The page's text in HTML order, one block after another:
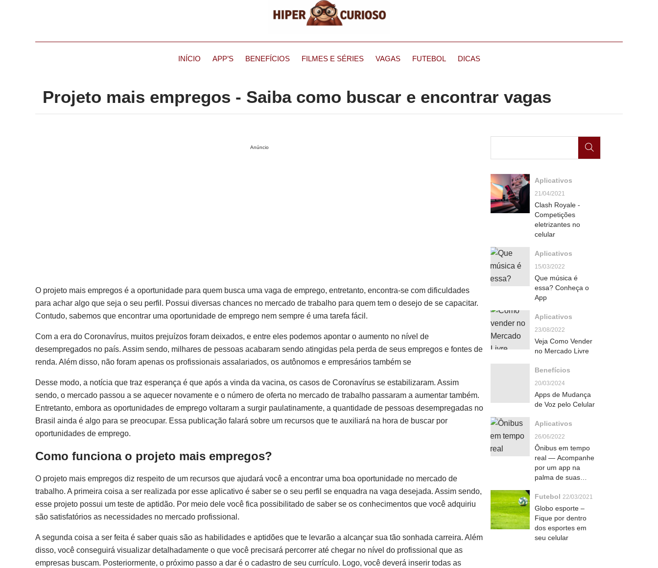
INÍCIO APP’S BENEFÍCIOS FILMES E SÉRIES VAGAS FUTEBOL DICAS
Projeto mais empregos - Saiba como buscar e encontrar vagas
Anúncio
O projeto mais empregos é a oportunidade para quem busca uma vaga de emprego, entretanto, encontra-se com dificuldades
para achar algo que seja o seu perfil. Possui diversas chances no mercado de trabalho para quem tem o desejo de se capacitar.
Contudo, sabemos que encontrar uma oportunidade de emprego nem sempre é uma tarefa fácil.
Com a era do Coronavírus, muitos prejuízos foram deixados, e entre eles podemos apontar o aumento no nível de
desempregados no país. Assim sendo, milhares de pessoas acabaram sendo atingidas pela perda de seus empregos e fontes de
renda. Além disso, não foram apenas os profissionais assalariados, os autônomos e empresários também se
Desse modo, a notícia que traz esperança é que após a vinda da vacina, os casos de Coronavírus se estabilizaram. Assim
sendo, o mercado passou a se aquecer novamente e o número de oferta no mercado de trabalho passaram a aumentar também.
Entretanto, embora as oportunidades de emprego voltaram a surgir paulatinamente, a quantidade de pessoas desempregadas no
Brasil ainda é algo para se preocupar. Essa publicação falará sobre um recursos que te auxiliará na hora de buscar por
oportunidades de emprego.
Como funciona o projeto mais empregos?
O projeto mais empregos diz respeito de um recursos que ajudará você a encontrar uma boa oportunidade no mercado de
trabalho. A primeira coisa a ser realizada por esse aplicativo é saber se o seu perfil se enquadra na vaga desejada. Assim sendo,
esse projeto possui um teste de aptidão. Por meio dele você fica possibilitado de saber se os conhecimentos que você adquiriu
são satisfatórios as necessidades no mercado profissional.
A segunda coisa a ser feita é saber quais são as habilidades e aptidões que te levarão a alcançar sua tão sonhada carreira. Além
disso, você conseguirá visualizar detalhadamente o que você precisará percorrer até chegar no nível do profissional que as
empresas buscam. Posteriormente, o próximo passo a dar é o cadastro de seu currículo. Logo, você deverá inserir todas as
Aplicativos
21/04/2021
Clash Royale -
Competições
eletrizantes no
celular
Aplicativos
15/03/2022
Que música é
essa? Conheça o
App
Aplicativos
23/08/2022
Veja Como Vender
no Mercado Livre
Benefícios
20/03/2024
Apps de Mudança
de Voz pelo Celular
Aplicativos
26/06/2022
Ônibus em tempo
real — Acompanhe
por um app na
palma de suas
Futebol 22/03/2021
Globo esporte –
Fique por dentro
dos esportes em
seu celular